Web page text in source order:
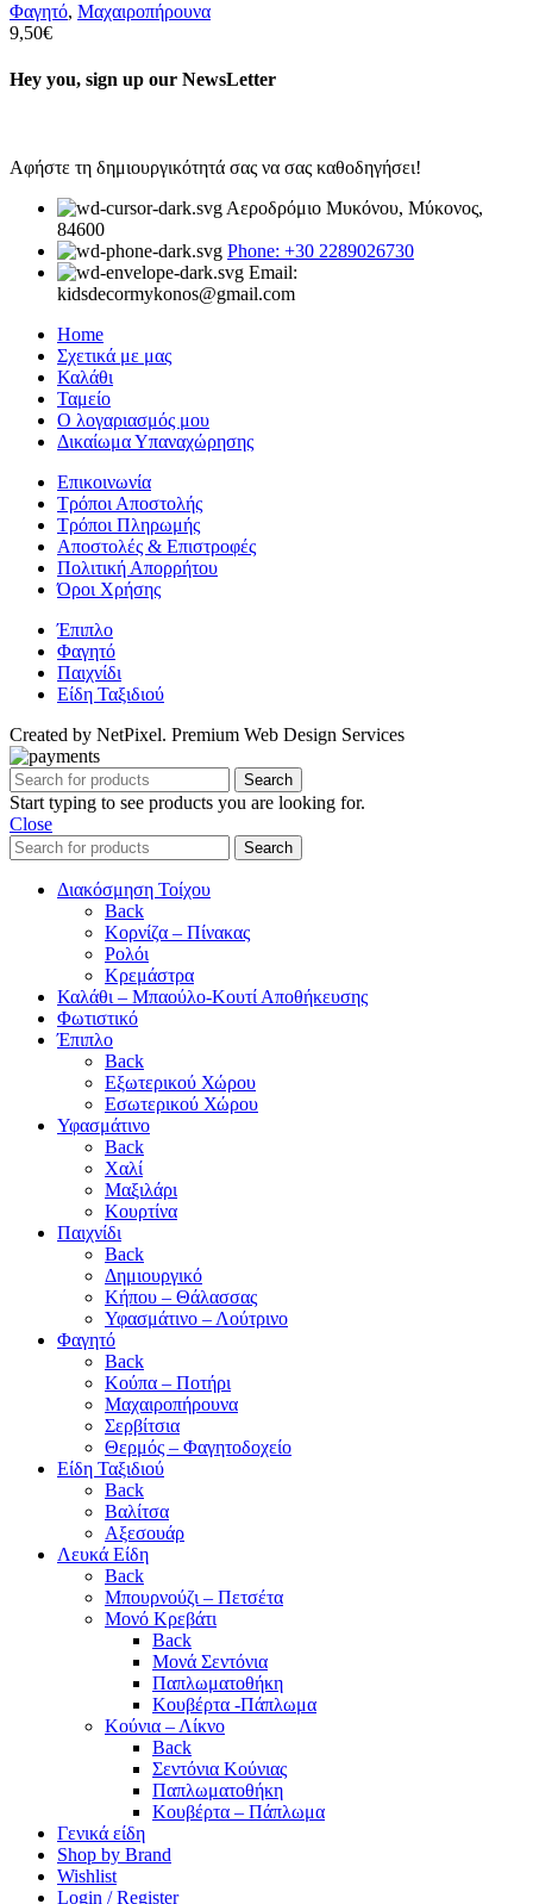
Φαγητό, Μαχαιροπήρουνα
9,50€
Hey you, sign up our NewsLetter
Αφήστε τη δημιουργικότητά σας να σας καθοδηγήσει!
Αεροδρόμιο Μυκόνου, Μύκονος,
84600
Phone: +30 2289026730
Email:
kidsdecormykonos@gmail.com
Home
Σχετικά με μας
Καλάθι
Ταμείο
Ο λογαριασμός μου
Δικαίωμα Υπαναχώρησης
Επικοινωνία
Τρόποι Αποστολής
Τρόποι Πληρωμής
Αποστολές & Επιστροφές
Πολιτική Απορρήτου
Όροι Χρήσης
Έπιπλο
Φαγητό
Παιχνίδι
Είδη Ταξιδιού
Created by NetPixel. Premium Web Design Services
Search
Start typing to see products you are looking for.
Close
Search
Διακόσμηση Τοίχου
Back
Κορνίζα – Πίνακας
Ρολόι
Κρεμάστρα
Καλάθι – Μπαούλο-Κουτί Αποθήκευσης
Φωτιστικό
Έπιπλο
Back
Εξωτερικού Χώρου
Εσωτερικού Χώρου
Υφασμάτινο
Back
Χαλί
Μαξιλάρι
Κουρτίνα
Παιχνίδι
Back
Δημιουργικό
Κήπου – Θάλασσας
Υφασμάτινο – Λούτρινο
Φαγητό
Back
Κούπα – Ποτήρι
Μαχαιροπήρουνα
Σερβίτσια
Θερμός – Φαγητοδοχείο
Είδη Ταξιδιού
Back
Βαλίτσα
Αξεσουάρ
Λευκά Είδη
Back
Μπουρνούζι – Πετσέτα
Μονό Κρεβάτι
Back
Μονά Σεντόνια
Παπλωματοθήκη
Κουβέρτα -Πάπλωμα
Κούνια – Λίκνο
Back
Σεντόνια Κούνιας
Παπλωματοθήκη
Κουβέρτα – Πάπλωμα
Γενικά είδη
Shop by Brand
Wishlist
Login / Register